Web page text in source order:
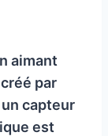
aimant
par
capteur
est